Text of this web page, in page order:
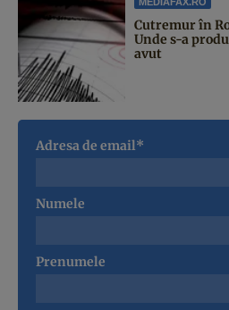
Cutremur în
Unde s-a
avut
Adresa de email*
Numele
Prenumele